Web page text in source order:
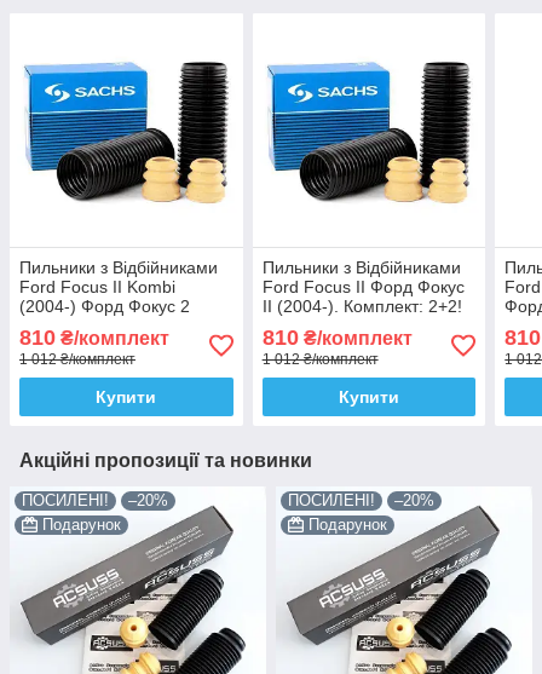
Пильники з Відбійниками
Ford Focus II Kombi
(2004-) Форд Фокус 2
Переднього амортизатора
стійки. Sachs
810 ₴/комплект
1 012 ₴/комплект
Купити
Пильники з Відбійниками
Ford Focus II Форд Фокус
II (2004-). Комплект: 2+2!
стійки. Sachs Сакс
810₴/комплект
1 012 ₴/комплект
Купити
810
1
Акційні пропозиції та новинки
ПОСИЛЕНІ!
–20%
Подарунок
ПОСИЛЕНІ!
–20%
Подарунок